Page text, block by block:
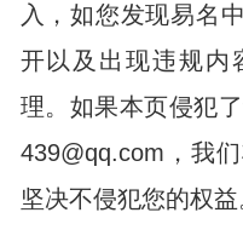
入，如您发现易名
开以及出现违规内
理。如果本页侵犯
439@qq.com，我
坚决不侵犯您的权益